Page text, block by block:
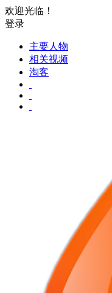
欢迎光临！
登录
主要人物
相关视频
淘客